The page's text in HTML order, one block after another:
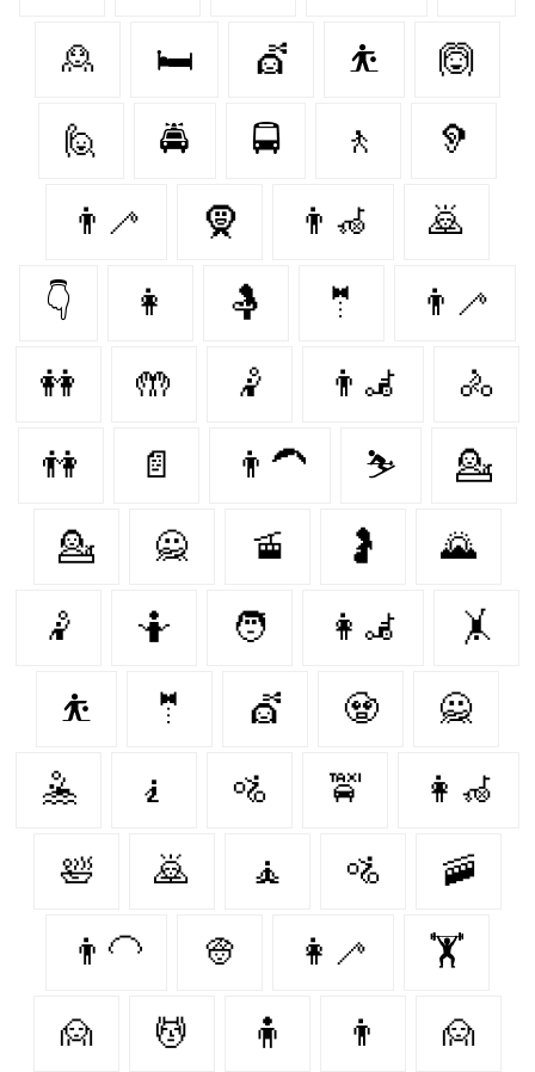
🙎 🛏 💇‍ ⛹ 🙆‍
🙋 🚔 🚍 🚶‍ 🦻
👨‍🦯 🧕 👨‍🦽 🙇
👇 👩‍ 🤱 🤵‍ 👨‍🦯‍
👭 🤲 🤾 👨‍🦼 🚴‍
👫 📄 👨‍🦱 ⛷️ 💁
💁‍ 🙅 🚡 🤰 🌄
🤾‍ 🤷‍ 🧑‍ 👩‍🦼 🤸‍
⛹️ 🤵 💇 🧟‍ 🙅‍
🤽‍ 🧎 🚵 🚖 👩‍🦽
🛀 🙇‍ 🧘 🚵‍ 🚠
👨‍🦲 👳‍ 👩‍🦯 🏋️
🙍‍ 💆‍ 🧍‍ 👨‍ 🙍